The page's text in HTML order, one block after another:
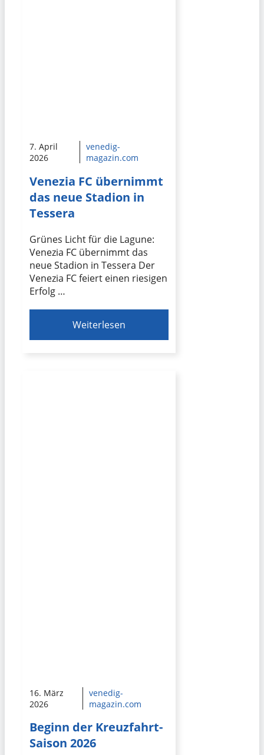
7. April
2026
venedig-
magazin.com
Venezia FC übernimmt
das neue Stadion in
Tessera
Grünes Licht für die Lagune:
Venezia FC übernimmt das
neue Stadion in Tessera Der
Venezia FC feiert einen riesigen
Erfolg …
Weiterlesen
16. März
2026
venedig-
magazin.com
Beginn der Kreuzfahrt-
Saison 2026